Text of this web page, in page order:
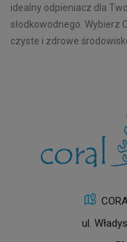
idealny odpieniacz dla
słodkowodnego. Wybierz
czyste i zdrowe
ul.